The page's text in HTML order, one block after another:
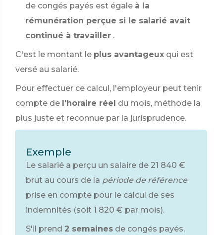
de congés payés est égale à la
rémunération perçue si le salarié avait
continué à travailler .
C'est le montant le plus avantageux qui est
versé au salarié.
Pour effectuer ce calcul, l'employeur peut tenir
compte de l'horaire réel du mois, méthode la
plus juste et reconnue par la jurisprudence.
Exemple
Le salarié a perçu un salaire de 21 840 €
brut au cours de la période de référence
prise en compte pour le calcul de ses
indemnités (soit 1 820 € par mois).
S'il prend 2 semaines de congés payés,